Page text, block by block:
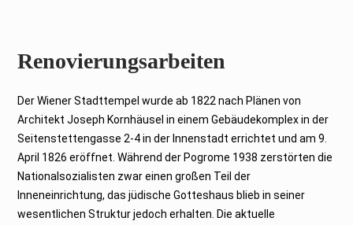
Renovierungsarbeiten
Der Wiener Stadttempel wurde ab 1822 nach Plänen von
Architekt Joseph Kornhäusel in einem Gebäudekomplex in der
Seitenstettengasse 2-4 in der Innenstadt errichtet und am 9.
April 1826 eröffnet. Während der Pogrome 1938 zerstörten die
Nationalsozialisten zwar einen großen Teil der
Inneneinrichtung, das jüdische Gotteshaus blieb in seiner
wesentlichen Struktur jedoch erhalten. Die aktuelle